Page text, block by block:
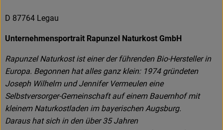
D 87764 Legau
Unternehmensportrait Rapunzel Naturkost GmbH
Rapunzel Naturkost ist einer der führenden Bio-Hersteller in
Europa. Begonnen hat alles ganz klein: 1974 gründeten
Joseph Wilhelm und Jennifer Vermeulen eine
Selbstversorger-Gemeinschaft auf einem Bauernhof mit
kleinem Naturkostladen im bayerischen Augsburg.
Daraus hat sich in den über 35 Jahren